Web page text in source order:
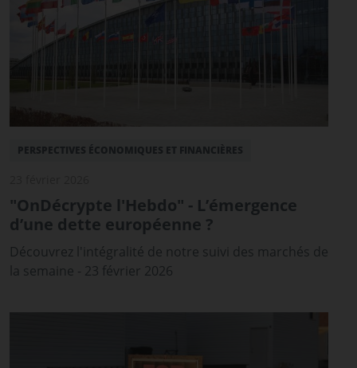
PERSPECTIVES ÉCONOMIQUES ET FINANCIÈRES
"OnDécrypte l'Hebdo" - L’émergence
d’une dette européenne ?
Découvrez l'intégralité de notre suivi des marchés de
la semaine - 23 février 2026